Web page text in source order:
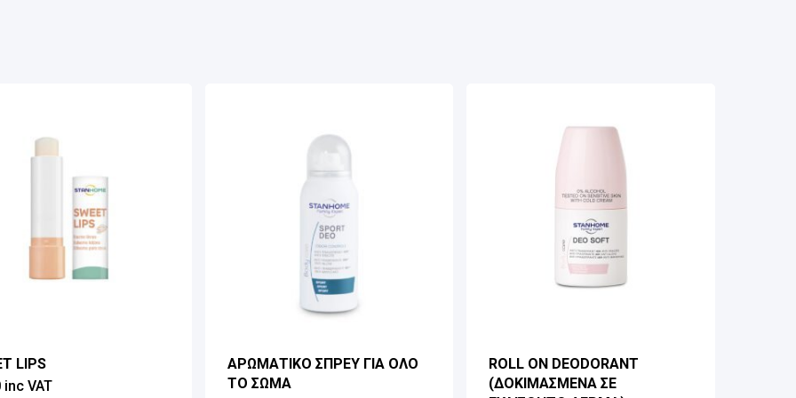
LIPS
inc VAT
ΑΡΩΜΑΤΙΚΟ ΣΠΡΕΥ ΓΙΑ ΟΛΟ
ΤΟ ΣΩΜΑ
ROLL ON DEODORANT
(ΔΟΚΙΜΑΣΜΕΝΑ ΣΕ